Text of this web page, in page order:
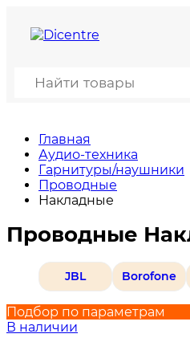
Главная
Аудио-техника
Гарнитуры/наушники
Проводные
Накладные
Проводные
JBL Borofone
Подбор по параметрам
В наличии